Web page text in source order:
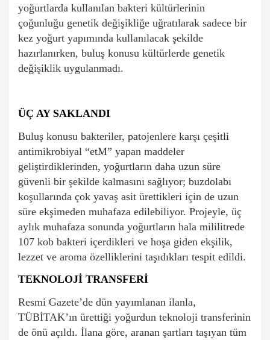
yoğurtlarda kullanılan bakteri kültürlerinin
çoğunluğu genetik değişikliğe uğratılarak sadece bir
kez yoğurt yapımında kullanılacak şekilde
hazırlanırken, buluş konusu kültürlerde genetik
değişiklik uygulanmadı.
ÜÇ AY SAKLANDI
Buluş konusu bakteriler, patojenlere karşı çeşitli
antimikrobiyal “etM” yapan maddeler
geliştirdiklerinden, yoğurtların daha uzun süre
güvenli bir şekilde kalmasını sağlıyor; buzdolabı
koşullarında çok yavaş asit ürettikleri için de uzun
süre ekşimeden muhafaza edilebiliyor. Projeyle, üç
aylık muhafaza sonunda yoğurtların hala mililitrede
107 kob bakteri içerdikleri ve hoşa giden ekşilik,
lezzet ve aroma özelliklerini taşıdıkları tespit edildi.
TEKNOLOJİ TRANSFERİ
Resmi Gazete’de dün yayımlanan ilanla,
TÜBİTAK’ın ürettiği yoğurdun teknoloji transferinin
de önü açıldı. İlana göre, aranan şartları taşıyan tüm